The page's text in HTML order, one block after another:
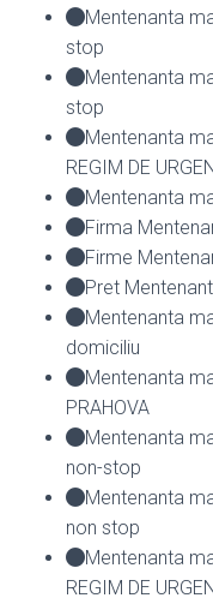
Mentenanta
stop
Mentenanta
stop
Mentenanta
REGIM DE
Mentenanta
Firma
Firme
Pret
Mentenanta
domiciliu
Mentenanta
PRAHOVA
Mentenanta
non-stop
Mentenanta
non stop
Mentenanta
REGIM DE